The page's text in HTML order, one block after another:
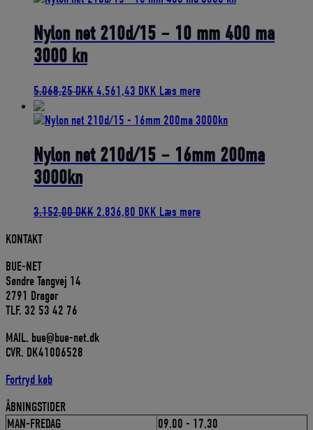
620,50 DKK.558,45 DKK.
Nylon net 210d/15 – 10 mm 400 ma
3000 kn
5.068,25DKKDen
pris
5.068,25 DKK.
4.561,43 DKK Den
pris
4.561,43 DKK.
Læs mere
Nylon net 210d/15 – 16mm 200ma
3000kn
3.152,00DKK Den
2.836,80 DKK Den
Læs mere
KONTAKT
BUE-NET
Søndre Tangvej 14
2791 Dragør
TLF. 32 53 42 76
MAIL. bue@bue-net.dk
CVR. DK41006528
Fortryd køb
ÅBNINGSTIDER
MAN-FREDAG
09.00 - 17.30